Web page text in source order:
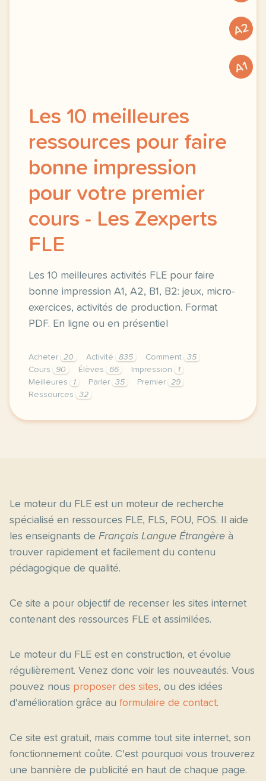
A2
A1
Les 10 meilleures
ressources pour faire
bonne impression
pour votre premier
cours - Les Zexperts
FLE
Les 10 meilleures activités FLE pour faire
bonne impression A1, A2, B1, B2: jeux, micro-
exercices, activités de production. Format
PDF. En ligne ou en présentiel
Acheter 20 Activité 835 Comment
35
Cours
90 Élèves 66 Impression
1
Meilleures
1 Parler 35 Premier
29
Ressources
32
kit des 10 meilleures ressources pour faire
Le moteur du FLE est un moteur de recherche
spécialisé en ressources FLE, FLS, FOU, FOS. Il aide
les enseignants de Français Langue Étrangère à
trouver rapidement et facilement du contenu
pédagogique de qualité.
Ce site a pour objectif de recenser les sites internet
contenant des ressources FLE et assimilées.
Le moteur du FLE est en construction, et évolue
régulièrement. Venez donc voir les nouveautés. Vous
pouvez nous proposer des sites, ou des idées
d'amélioration grâce au formulaire de contact.
Ce site est gratuit, mais comme tout site internet, son
fonctionnement coûte. C'est pourquoi vous trouverez
une bannière de publicité en haut de chaque page.